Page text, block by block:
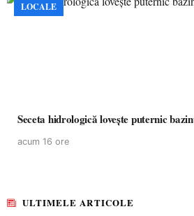
LOCALE
Seceta hidrologică lovește puternic
acum 16 ore
ULTIMELE ARTICOLE